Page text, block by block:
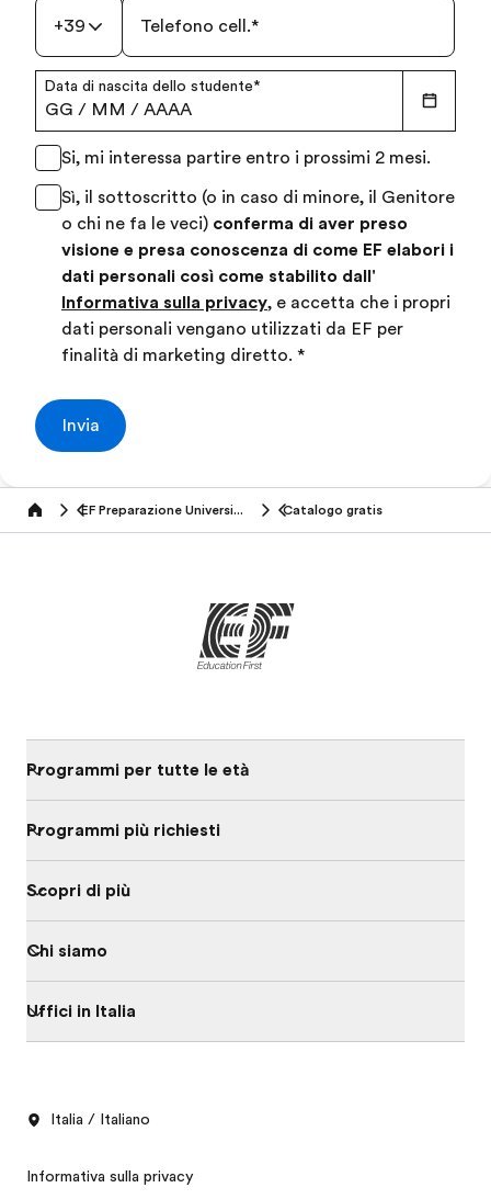
+39 Telefono cell.*
Data di nascita dello studente*
GG / MM / AAAA
Si, mi interessa partire entro i prossimi 2 mesi.
Sì, il sottoscritto (o in caso di minore, il Genitore
o chi ne fa le veci) conferma di aver preso
visione e presa conoscenza di come EF elabori i
dati personali così come stabilito dall'
Informativa sulla privacy, e accetta che i propri
dati personali vengano utilizzati da EF per
finalità di marketing diretto. *
Invia
Home EF Preparazione Universitaria all'estero Catalogo gratis
Programmi per tutte le età
Programmi più richiesti
Scopri di più
Chi siamo
Uffici in Italia
Italia / Italiano
Informativa sulla privacy